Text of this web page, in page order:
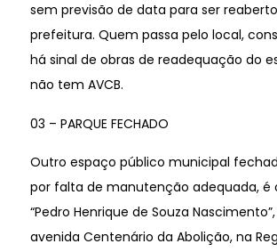
sem previsão de data para ser
prefeitura. Quem passa pelo local,
há sinal de obras de readequação do
não tem AVCB.
03 – PARQUE FECHADO
Outro espaço público municipal
por falta de manutenção adequada, é
“Pedro Henrique de Souza
avenida Centenário da Abolição, na